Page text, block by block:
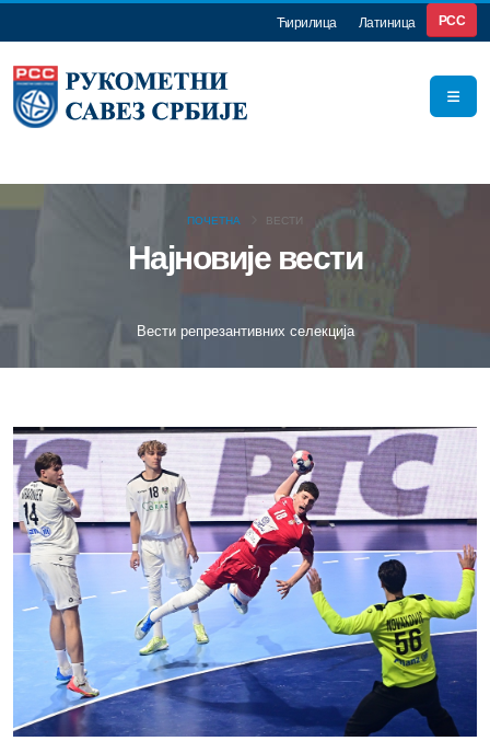
Ћирилица Латиница РСС
Најновије вести
Вести репрезантивних селекција
ПОЧЕТНА ВЕСТИ